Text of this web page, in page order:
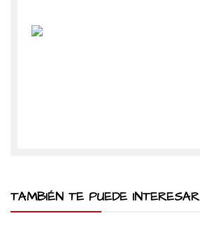
TAMBIÉN TE PUEDE INTERESAR